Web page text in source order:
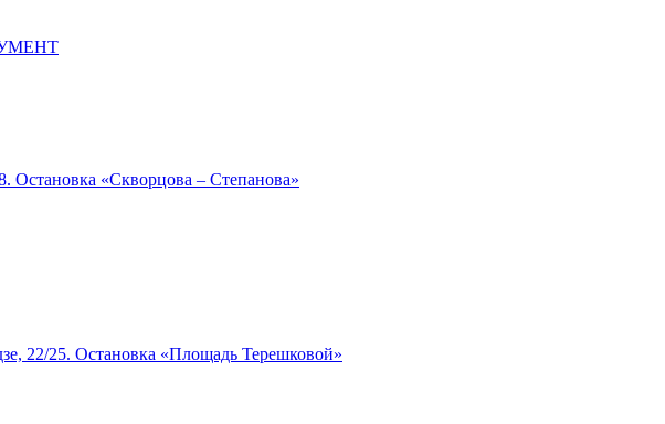
Остановка «Скворцова – Степанова»
22/25. Остановка «Площадь Терешковой»